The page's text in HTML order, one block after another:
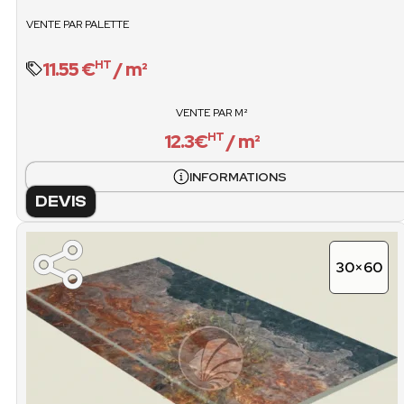
VENTE PAR PALETTE
11.55 €HT / m²
VENTE PAR M²
12.3€HT / m²
INFORMATIONS
DEVIS
30×60
FICHE TECHNIQUE